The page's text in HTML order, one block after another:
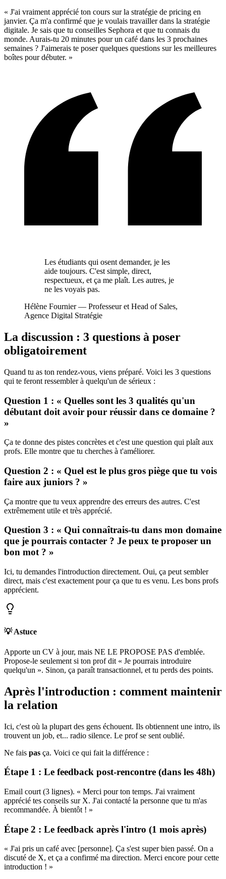
« J'ai vraiment apprécié ton cours sur la stratégie de pricing en
janvier. Ça m'a confirmé que je voulais travailler dans la stratégie
digitale. Je sais que tu conseilles Sephora et que tu connais du
monde. Aurais-tu 20 minutes pour un café dans les 3 prochaines
semaines ? J'aimerais te poser quelques questions sur les meilleures
boîtes pour débuter. »
Les étudiants qui osent demander, je les
aide toujours. C'est simple, direct,
respectueux, et ça me plaît. Les autres, je
ne les voyais pas.
Hélène Fournier— Professeur et Head of Sales,
Agence Digital Stratégie
La discussion : 3 questions à poser
obligatoirement
Quand tu as ton rendez-vous, viens préparé. Voici les 3 questions
qui te feront ressembler à quelqu'un de sérieux :
Question 1 : « Quelles sont les 3 qualités qu'un
débutant doit avoir pour réussir dans ce domaine ?
»
Ça te donne des pistes concrètes et c'est une question qui plaît aux
profs. Elle montre que tu cherches à t'améliorer.
Question 2 : « Quel est le plus gros piège que tu vois
faire aux juniors ? »
Ça montre que tu veux apprendre des erreurs des autres. C'est
extrêmement utile et très apprécié.
Question 3 : « Qui connaîtrais-tu dans mon domaine
que je pourrais contacter ? Je peux te proposer un
bon mot ? »
Ici, tu demandes l'introduction directement. Oui, ça peut sembler
direct, mais c'est exactement pour ça que tu es venu. Les bons profs
apprécient.
💡 Astuce
Apporte un CV à jour, mais NE LE PROPOSE PAS d'emblée.
Propose-le seulement si ton prof dit « Je pourrais introduire
quelqu'un ». Sinon, ça paraît transactionnel, et tu perds des points.
Après l'introduction : comment maintenir
la relation
Ici, c'est où la plupart des gens échouent. Ils obtiennent une intro, ils
trouvent un job, et... radio silence. Le prof se sent oublié.
Ne fais pas ça. Voici ce qui fait la différence :
Étape 1 : Le feedback post-rencontre (dans les 48h)
Email court (3 lignes). « Merci pour ton temps. J'ai vraiment
apprécié tes conseils sur X. J'ai contacté la personne que tu m'as
recommandée. À bientôt ! »
Étape 2 : Le feedback après l'intro (1 mois après)
« J'ai pris un café avec [personne]. Ça s'est super bien passé. On a
discuté de X, et ça a confirmé ma direction. Merci encore pour cette
introduction ! »